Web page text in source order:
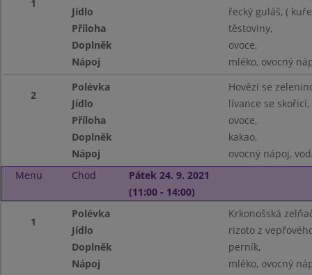
1
Jídlo
řecký guláš, (
Příloha
těstoviny,
Doplněk
ovoce,
Nápoj
mléko, ovocný
2
Polévka
Hovězí se
Jídlo
lívance se skořicí,
Příloha
ovoce,
Doplněk
kakao,
Nápoj
ovocný nápoj,
Menu
Chod
Pátek 24. 9. 2021
(11:00 - 14:00)
1
Polévka
Krkonošská
Jídlo
rizoto z
Doplněk
perník,
Nápoj
mléko, ovocný